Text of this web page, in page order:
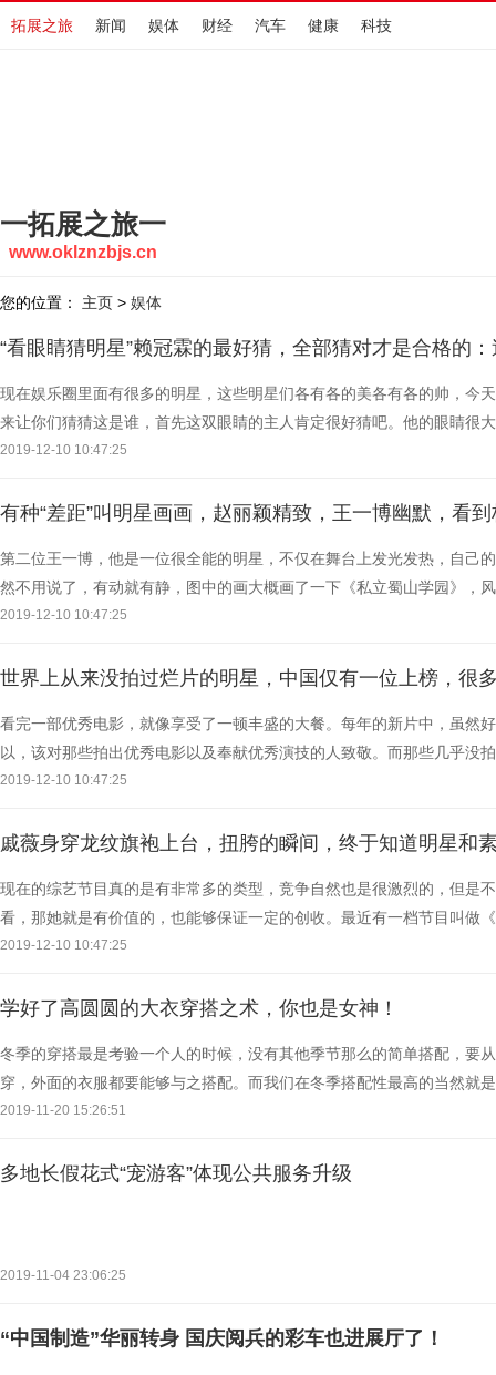
拓展之旅 新闻 娱体 财经 汽车 健康 科技
一拓展之旅一
www.oklznzbjs.cn
您的位置： 主页 > 娱体
“看眼睛猜明星”赖冠霖的最好猜，全部猜对才是合格的
现在娱乐圈里面有很多的明星，这些明星们各有各的美各有各的帅，今
来让你们猜猜这是谁，首先这双眼睛的主人肯定很好猜吧。他的眼睛很
澈，你知道是谁吗？ 这双眼睛的主人年纪不大，还在念书
2019-12-10 10:47:25
有种“差距”叫明星画画，赵丽颖精致，王一博幽默，看
第二位王一博，他是一位很全能的明星，不仅在舞台上发光发热，自己
然不用说了，有动就有静，图中的画大概画了一下《私立蜀山学园》，
玺，大家都知道他从小被家里人催着学习了很多的才艺，经
2019-12-10 10:47:25
世界上从来没拍过烂片的明星，中国仅有一位上榜，很
看完一部优秀电影，就像享受了一顿丰盛的大餐。每年的新片中，虽然
以，该对那些拍出优秀电影以及奉献优秀演技的人致敬。而那些几乎没
样的演员少见，却真的存在。那么今天小编就带大家看看这
2019-12-10 10:47:25
戚薇身穿龙纹旗袍上台，扭胯的瞬间，终于知道明星和
现在的综艺节目真的是有非常多的类型，竞争自然也是很激烈的，但是
看，那她就是有价值的，也能够保证一定的创收。最近有一档节目叫做
目，跟现在很受欢迎的《亲爱的客栈》《幸福三重奏》这样
2019-12-10 10:47:25
学好了高圆圆的大衣穿搭之术，你也是女神！
冬季的穿搭最是考验一个人的时候，没有其他季节那么的简单搭配，要
穿，外面的衣服都要能够与之搭配。而我们在冬季搭配性最高的当然就
然就会想到我们的国民女神高圆圆了，要知道高圆圆在冬
2019-11-20 15:26:51
多地长假花式“宠游客”体现公共服务升级
2019-11-04 23:06:25
“中国制造”华丽转身 国庆阅兵的彩车也进展厅了！